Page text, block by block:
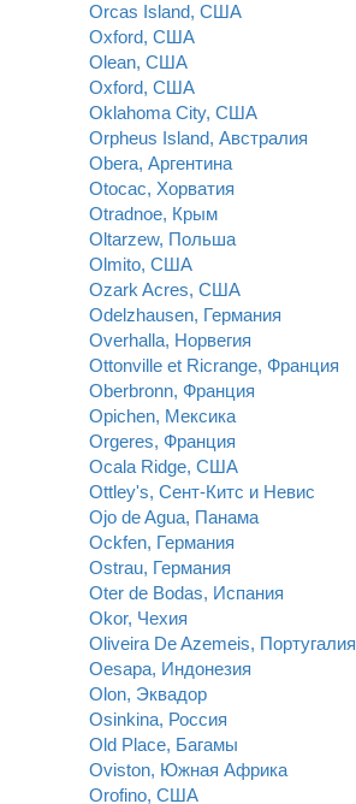
Orcas Island, США
Oxford, США
Olean, США
Oxford, США
Oklahoma City, США
Orpheus Island, Австралия
Obera, Аргентина
Otocac, Хорватия
Otradnoe, Крым
Oltarzew, Польша
Olmito, США
Ozark Acres, США
Odelzhausen, Германия
Overhalla, Норвегия
Ottonville et Ricrange, Франция
Oberbronn, Франция
Opichen, Мексика
Orgeres, Франция
Ocala Ridge, США
Ottley's, Сент-Китс и Невис
Ojo de Agua, Панама
Ockfen, Германия
Ostrau, Германия
Oter de Bodas, Испания
Okor, Чехия
Oliveira De Azemeis, Португалия
Oesapa, Индонезия
Olon, Эквадор
Osinkina, Россия
Old Place, Багамы
Oviston, Южная Африка
Orofino, США